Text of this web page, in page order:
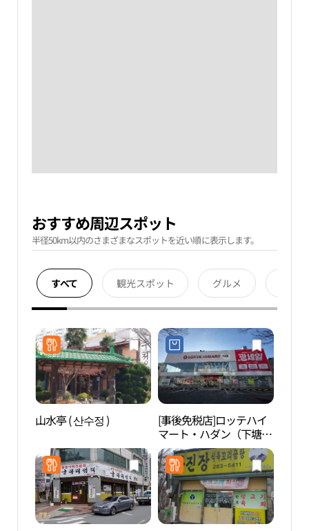
おすすめ周辺スポット
半径50km以内のさまざまなスポットを近い順に表示します。
すべて 観光スポット グルメ
山水亭 ( 산수정 )
[事後免税店]ロッテハイ
マート・ハダン（下塘）
店(롯데하이마트 하당점)